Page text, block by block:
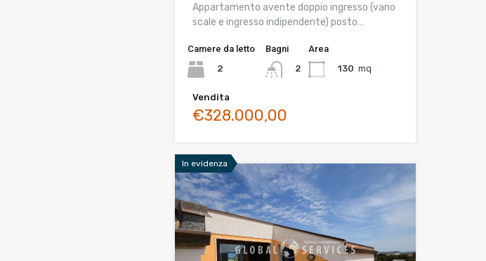
Appartamento avente doppio ingresso (vano
scale e ingresso indipendente) posto…
Camere da letto
2
Bagni
2
Area
130 mq
Vendita
€328.000,00
In evidenza